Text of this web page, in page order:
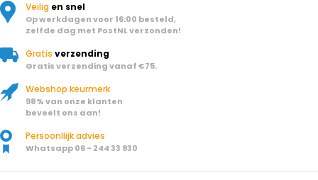
Veilig en snel
Op werkdagen voor 16:00 besteld,
zelfde dag met PostNL verzonden!
Gratis verzending
Gratis verzending vanaf €75.
Webshop keurmerk
98% van onze klanten
beveelt ons aan!
Persoonllijk advies
Whatsapp 06 - 244 33 930